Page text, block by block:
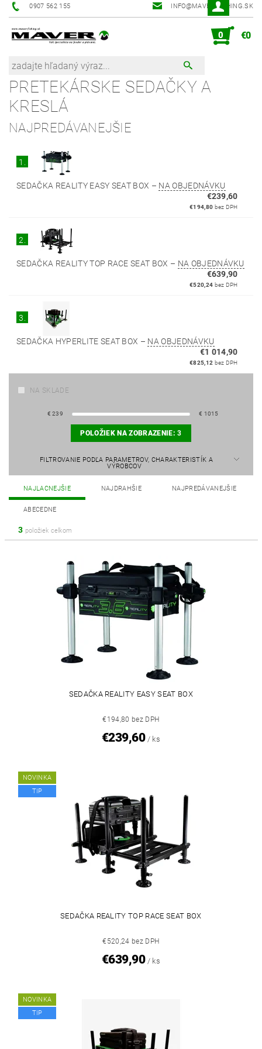
0907 562 155 INFO@MAVER-FISHING.SK
0 €0
PRETEKÁRSKE SEDAČKY A
KRESLÁ
NAJPREDÁVANEJŠIE
1.
SEDAČKA REALITY EASY SEAT BOX – NA OBJEDNÁVKU
€239,60
€194,80 bez DPH
2.
SEDAČKA REALITY TOP RACE SEAT BOX – NA OBJEDNÁVKU
€639,90
€520,24 bez DPH
3.
SEDAČKA HYPERLITE SEAT BOX – NA OBJEDNÁVKU
€1 014,90
€825,12 bez DPH
NA SKLADE
€239 € 1015
POLOŽIEK NA ZOBRAZENIE:3
FILTROVANIE PODĽA PARAMETROV, CHARAKTERISTÍK A
VÝROBCOV
NAJLACNEJŠIE NAJDRAHŠIE NAJPREDÁVANEJŠIE
ABECEDNE
3 položiek celkom
SEDAČKA REALITY EASY SEAT BOX
€194,80 bez DPH
€239,60 / ks
NOVINKA
TIP
SEDAČKA REALITY TOP RACE SEAT BOX
€520,24 bez DPH
€639,90 / ks
NOVINKA
TIP